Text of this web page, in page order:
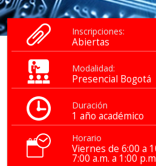
Inscripciones:
Abiertas
Modalidad:
Presencial Bogotá
Duración
1 año académico
Horario
Viernes de 6:00 a
7:00 a.m. a 1:00